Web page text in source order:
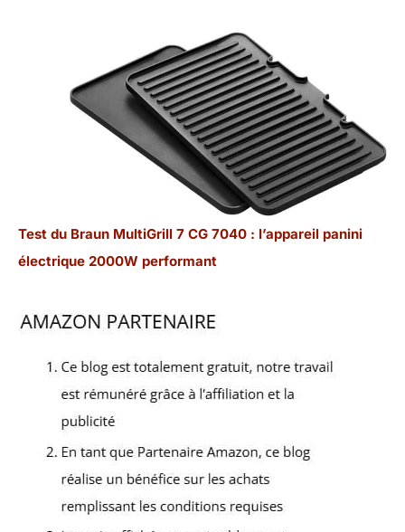
Test du Braun MultiGrill 7 CG 7040 : l’appareil panini
électrique 2000W performant